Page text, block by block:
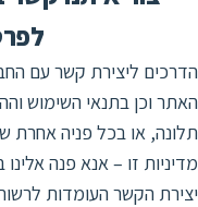
הדרכים ליצירת קשר עם
האתר וכן בתנאי השימוש
תלונה, או בכל פניה אחרת
מדיניות זו – אנא פנה
יצירת הקשר העומדות